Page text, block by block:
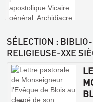
SÉLECTION :
RELIGIEUSE-XXE